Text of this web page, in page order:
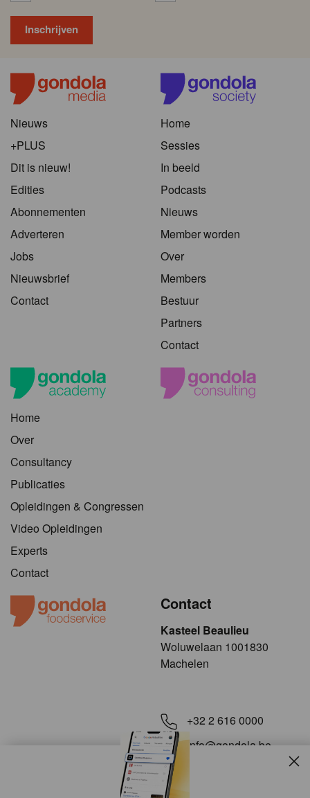
Nieuws
+PLUS
Dit is nieuw!
Edities
Abonnementen
Adverteren
Jobs
Nieuwsbrief
Contact
Home
Sessies
In beeld
Podcasts
Nieuws
Member worden
Over
Members
Bestuur
Partners
Contact
Home
Over
Consultancy
Publicaties
Opleidingen & Congressen
Video Opleidingen
Experts
Contact
Contact
Kasteel Beaulieu
​​​Woluwelaan 1001830
Machelen
+32 2 616 0000
info@gondola.be
Volg ons op